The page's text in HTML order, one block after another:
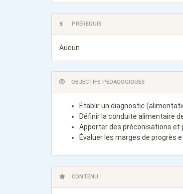
PRÉREQUIS
Aucun
OBJECTIFS PÉDAGOGIQUES
Établir un diagnostic
Définir la conduite alimentaire
Apporter des préconisations et
Évaluer les marges de progrès
CONTENU